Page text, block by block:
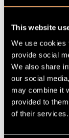
This website
We use cookies
provide social
We also share
our social
may combine it
provided to
of their
Ota